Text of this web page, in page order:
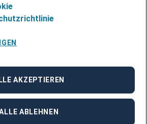
ABLEHNEN
AKZEPTIEREN